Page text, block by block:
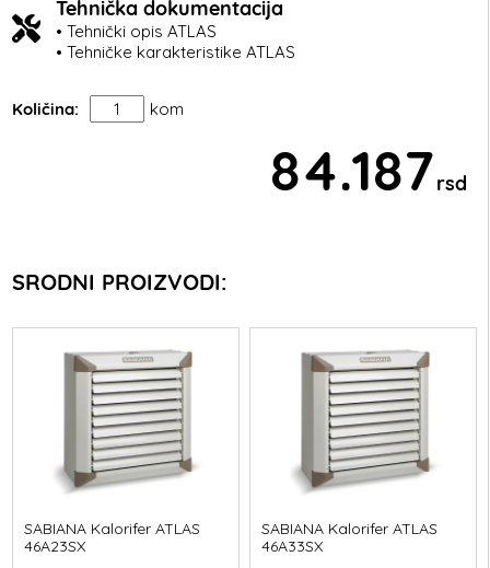
Tehnička dokumentacija
• Tehnički opis ATLAS
• Tehničke karakteristike ATLAS
Količina: kom
84.187rsd
SRODNI PROIZVODI:
SABIANA Kalorifer ATLAS
46A23SX
SABIANA Kalorifer ATLAS
46A33SX